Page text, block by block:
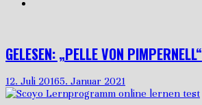
GELESEN: „PELLE VON PIMPERNELL“
12. Juli 20165. Januar 2021